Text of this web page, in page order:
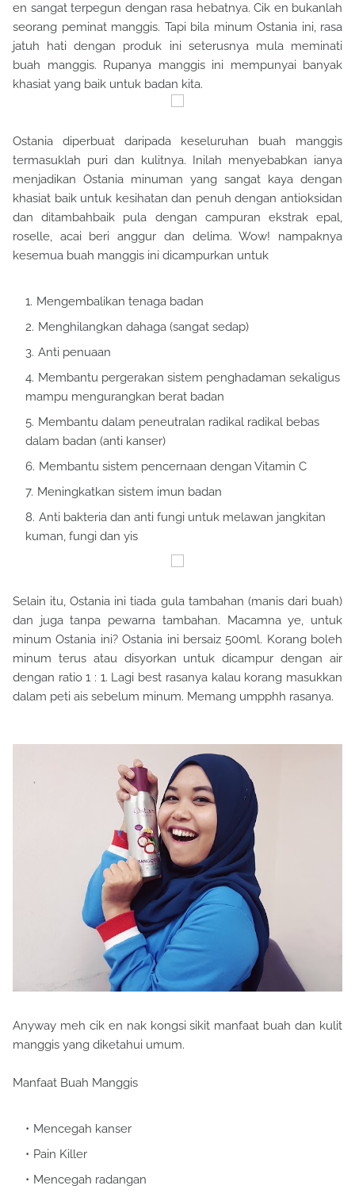
en sangat terpegun dengan rasa hebatnya. Cik en bukanlah
seorang peminat manggis. Tapi bila minum Ostania ini, rasa
jatuh hati dengan produk ini seterusnya mula meminati
buah manggis. Rupanya manggis ini mempunyai banyak
khasiat yang baik untuk badan kita.
Ostania diperbuat daripada keseluruhan buah manggis
termasuklah puri dan kulitnya. Inilah menyebabkan ianya
menjadikan Ostania minuman yang sangat kaya dengan
khasiat baik untuk kesihatan dan penuh dengan antioksidan
dan ditambahbaik pula dengan campuran ekstrak epal,
roselle, acai beri anggur dan delima. Wow! nampaknya
kesemua buah manggis ini dicampurkan untuk
Mengembalikan tenaga badan
Menghilangkan dahaga (sangat sedap)
Anti penuaan
Membantu pergerakan sistem penghadaman sekaligus
mampu mengurangkan berat badan
Membantu dalam peneutralan radikal radikal bebas
dalam badan (anti kanser)
Membantu sistem pencernaan dengan Vitamin C
Meningkatkan sistem imun badan
Anti bakteria dan anti fungi untuk melawan jangkitan
kuman, fungi dan yis
Selain itu, Ostania ini tiada gula tambahan (manis dari buah)
dan juga tanpa pewarna tambahan. Macamna ye, untuk
minum Ostania ini? Ostania ini bersaiz 500ml. Korang boleh
minum terus atau disyorkan untuk dicampur dengan air
dengan ratio 1 : 1. Lagi best rasanya kalau korang masukkan
dalam peti ais sebelum minum. Memang umpphh rasanya.
Anyway meh cik en nak kongsi sikit manfaat buah dan kulit
manggis yang diketahui umum.
Manfaat Buah Manggis
Mencegah kanser
Pain Killer
Mencegah radangan